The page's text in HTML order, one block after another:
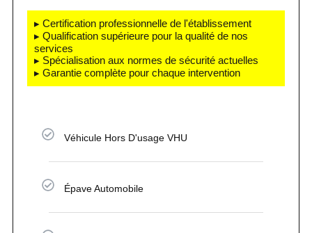
▸ Certification professionnelle de l'établissement
▸ Qualification supérieure pour la qualité de nos
services
▸ Spécialisation aux normes de sécurité actuelles
▸ Garantie complète pour chaque intervention
Véhicule Hors D'usage VHU
Épave Automobile